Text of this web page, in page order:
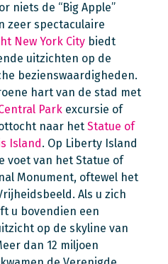
niets de “Big Apple”
zeer spectaculaire
New York City biedt
uitzichten op de
bezienswaardigheden.
hart van de stad met
Park excursie of
naar het Statue of
Island . Op Liberty Island
voet van het Statue of
Monument, oftewel het
Als u zich
u bovendien een
op de skyline van
dan 12 miljoen